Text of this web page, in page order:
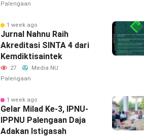
Palengaan
1 week ago
Jurnal Nahnu Raih
Akreditasi SINTA 4 dari
Kemdiktisaintek
27
Media NU
Palengaan
1 week ago
‎Gelar Milad Ke-3, IPNU-
IPPNU Palengaan Daja
Adakan Istigasah